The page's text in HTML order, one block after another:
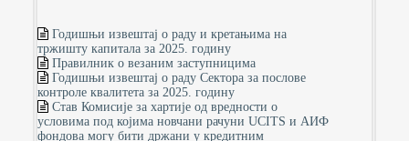
Годишњи извештај о раду и кретањима на
тржишту капитала за 2025. годину
Правилник о везаним заступницима
Годишњи извештај о раду Сектора за послове
контроле квалитета за 2025. годину
Став Комисије за хартије од вредности о
условима под којима новчани рачуни UCITS и АИФ
фондова могу бити држани у кредитним